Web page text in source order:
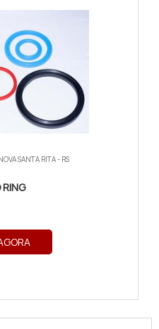
SANTA RITA - RS